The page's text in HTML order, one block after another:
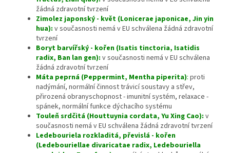
žádná zdravotní tvrzení
Zimolez japonský - květ (Lonicerae japonicae, Jin yin
hua): v současnosti nemá v EU schválena žádná zdravotní
tvrzení
Boryt barvířský - kořen (Isatis tinctoria, Isatidis
radix, Ban lan gen): v současnosti nemá v EU schválena
žádná zdravotní tvrzení
Máta peprná (Peppermint, Mentha piperita): proti
nadýmání, normální činnost trávicí soustavy a střev,
přirozená obranyschopnost - imunitní systém, relaxace -
spánek, normální funkce dýchacího systému
Touleň srdčitá (Houttuynia cordata, Yu Xing Cao): v
současnosti nemá v EU schválena žádná zdravotní tvrzení
Ledebouriela rozkladitá, převislá - kořen
(Ledebouriellae divaricatae radix, Ledebouriella